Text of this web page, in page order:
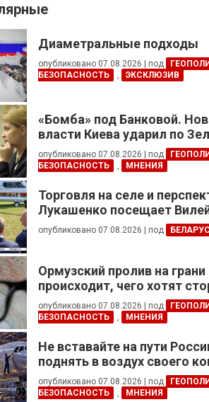
Диаметральные подходы
опубликовано 07.08.2026 под
БЕЗОПАСНОСТЬ
, ЭКСКЛЮЗИВ
«Бомба» под Банковой.
власти Киева ударил по
опубликовано 07.08.2026 под
БЕЗОПАСНОСТЬ
, МНЕНИЯ
Торговля на селе и
Лукашенко посещает
опубликовано 07.08.2026 под
Ормузский пролив на
происходит, чего хотят
это приведет?
опубликовано 07.08.2026 под
БЕЗОПАСНОСТЬ
, МНЕНИЯ
Не вставайте на пути
поднять в воздух своего
опубликовано 07.08.2026 под
БЕЗОПАСНОСТЬ
, МНЕНИЯ